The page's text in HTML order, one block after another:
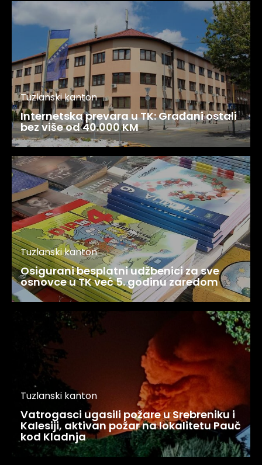
Tuzlanski kanton
Internetska prevara u TK: Građani ostali
bez više od 40.000 KM
Tuzlanski kanton
Osigurani besplatni udžbenici za sve
osnovce u TK već 5. godinu zaredom
Tuzlanski kanton
Vatrogasci ugasili požare u Srebreniku i
Kalesiji, aktivan požar na lokalitetu Pauč
kod Kladnja